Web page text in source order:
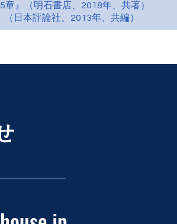
章』（明石書店、2018年、共著）
（日本評論社、2013年、共編）